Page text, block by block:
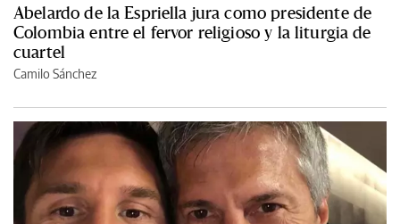
Abelardo de la Espriella jura como presidente de
Colombia entre el fervor religioso y la liturgia de
cuartel
Camilo Sánchez